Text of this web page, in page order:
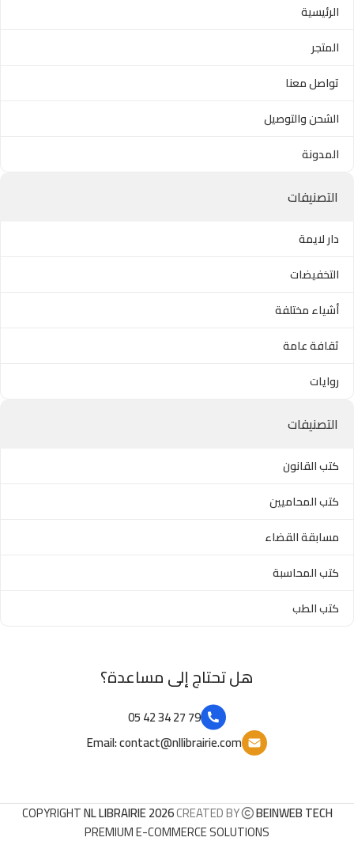
الرئيسية
المتجر
تواصل معنا
الشحن والتوصيل
المدونة
التصنيفات
دار لايمة
التخفيضات
أشياء مختلفة
ثقافة عامة
روايات
التصنيفات
كتب القانون
كتب المحاميين
مسابقة القضاء
كتب المحاسبة
كتب الطب
هل تحتاج إلى مساعدة؟
79 27 34 42 05
Email: contact@nllibrairie.com
COPYRIGHTNL LIBRAIRIE 2026CREATED BY BEINWEB TECH
PREMIUM E-COMMERCE SOLUTIONS